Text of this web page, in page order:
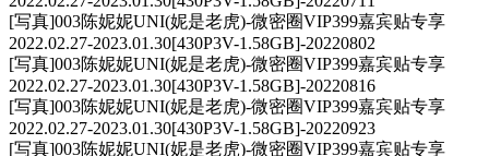
[写真]003陈妮妮UNI(妮是老虎)-微密圈VIP399嘉宾贴专享
2022.02.27-2023.01.30[430P3V-1.58GB]-20220802
[写真]003陈妮妮UNI(妮是老虎)-微密圈VIP399嘉宾贴专享
2022.02.27-2023.01.30[430P3V-1.58GB]-20220816
[写真]003陈妮妮UNI(妮是老虎)-微密圈VIP399嘉宾贴专享
2022.02.27-2023.01.30[430P3V-1.58GB]-20220923
[写真]003陈妮妮UNI(妮是老虎)-微密圈VIP399嘉宾贴专享